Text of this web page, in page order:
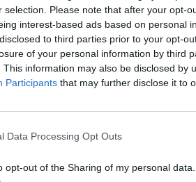
selection. Please note that after your opt-
interest-based ads based on personal
to third parties prior to your opt-
of your personal information by third
This information may also be disclosed by
Participants that may further disclose it to
Data Processing Opt Outs
opt-out of the Sharing of my personal data.
escaso en reputación e
se conforma con ser la
06/08/26 12:41
entre amenazas terroristas